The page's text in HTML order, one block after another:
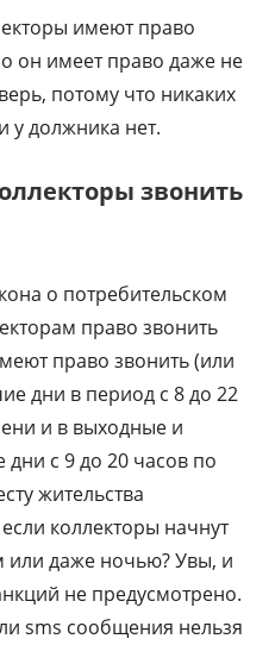
имеют право
он имеет право даже не
потому что никаких
у должника нет.
звонить
о потребительском
право звонить
право звонить (или
дни в период с 8 до 22
и в выходные и
с 9 до 20 часов по
жительства
коллекторы начнут
или даже ночью? Увы, и
не предусмотрено.
sms сообщения нельзя